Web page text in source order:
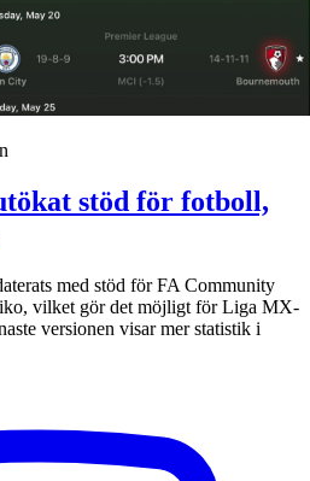
stöd för fotboll,
med stöd för FA Community
vilket gör det möjligt för Liga MX-
versionen visar mer statistik i